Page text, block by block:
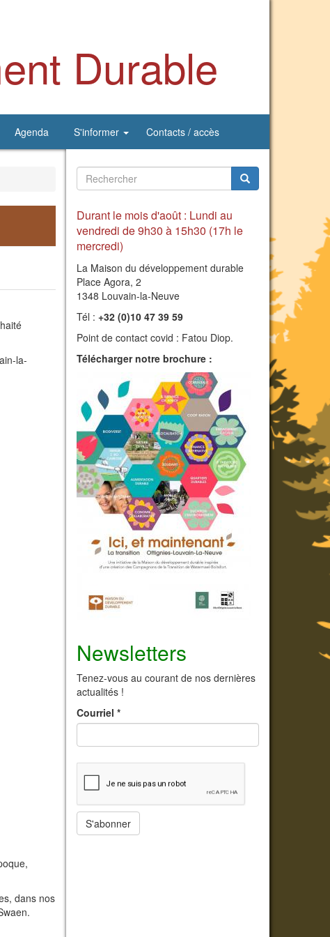
Durable
Agenda S'informer Contacts / accès
la-
dans nos
Formulaire
recherche
Durant le mois d'août : Lundi au
vendredi de 9h30 à 15h30 (17h le
mercredi)
La Maison du développement durable
Place Agora, 2
1348 Louvain-la-Neuve
Tél : +32 (0)10 47 39 59
Point de contact covid : Fatou Diop.
Télécharger notre brochure :
Newsletters
Tenez-vous au courant de nos dernières
actualités !
Courriel *
S'abonner